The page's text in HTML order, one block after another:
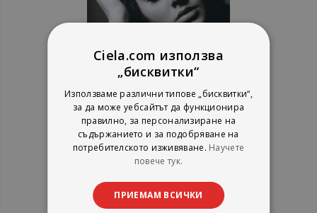
Adele - 21 - CD
рейтинг:
29,98 лв.
Ciela.com използва
„бисквитки“
Използваме различни типове „бисквитки“,
за да може уебсайтът да функционира
правилно, за персонализиране на
съдържанието и за подобряване на
потребителското изживяване. Научете
повече тук.
ПРИЕМАМ ВСИЧКИ